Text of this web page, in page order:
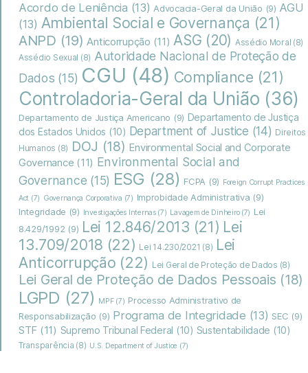
Acordo de Leniência (13) Advocacia-Geral da União (9) AGU
(13) Ambiental Social e Governança (21)
ANPD (19) Anticorrupção (11) ASG (20) Assédio Moral (8)
Assédio Sexual (8) Autoridade Nacional de Proteção de
Dados (15) CGU (48) Compliance (21)
Controladoria-Geral da União (36)
Departamento de Justiça Americano (9) Departamento de Justiça
dos Estados Unidos (10) Department of Justice (14) Direitos
Humanos (8) DOJ (18) Environmental Social and Corporate
Governance (11) Environmental Social and
Governance (15) ESG (28) FCPA (9) Foreign Corrupt Practices
Act (7) Governança Corporativa (7) Improbidade Administrativa (9)
Integridade (9) Investigações Internas(7) Lavagem de Dinheiro(7) Lei
8.429/1992 (9) Lei 12.846/2013 (21) Lei
13.709/2018 (22) Lei 14.230/2021 (8) Lei
Anticorrupção (22) Lei Geral de Proteção de Dados (8)
Lei Geral de Proteção de Dados Pessoais (18)
LGPD (27) MPF(7) Processo Administrativo de
Responsabilização (9) Programa de Integridade (13) SEC (9)
STF (11) Supremo Tribunal Federal (10) Sustentabilidade (10)
Transparência (8) U.S. Department of Justice (7)